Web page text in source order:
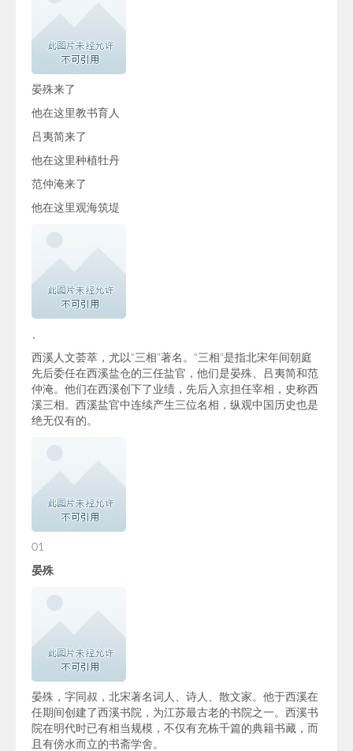
晏殊来了
他在这里教书育人
吕夷简来了
他在这里种植牡丹
范仲淹来了
他在这里观海筑堤
、
西溪人文荟萃，尤以“三相”著名。“三相”是指北宋年间朝庭
先后委任在西溪盐仓的三任盐官，他们是晏殊、吕夷简和范
仲淹。他们在西溪创下了业绩，先后入京担任宰相，史称西
溪三相。西溪盐官中连续产生三位名相，纵观中国历史也是
绝无仅有的。
01
晏殊
晏殊，字同叔，北宋著名词人、诗人、散文家。他于西溪在
任期间创建了西溪书院，为江苏最古老的书院之一。西溪书
院在明代时已有相当规模，不仅有充栋千篇的典籍书藏，而
且有傍水而立的书斋学舍。